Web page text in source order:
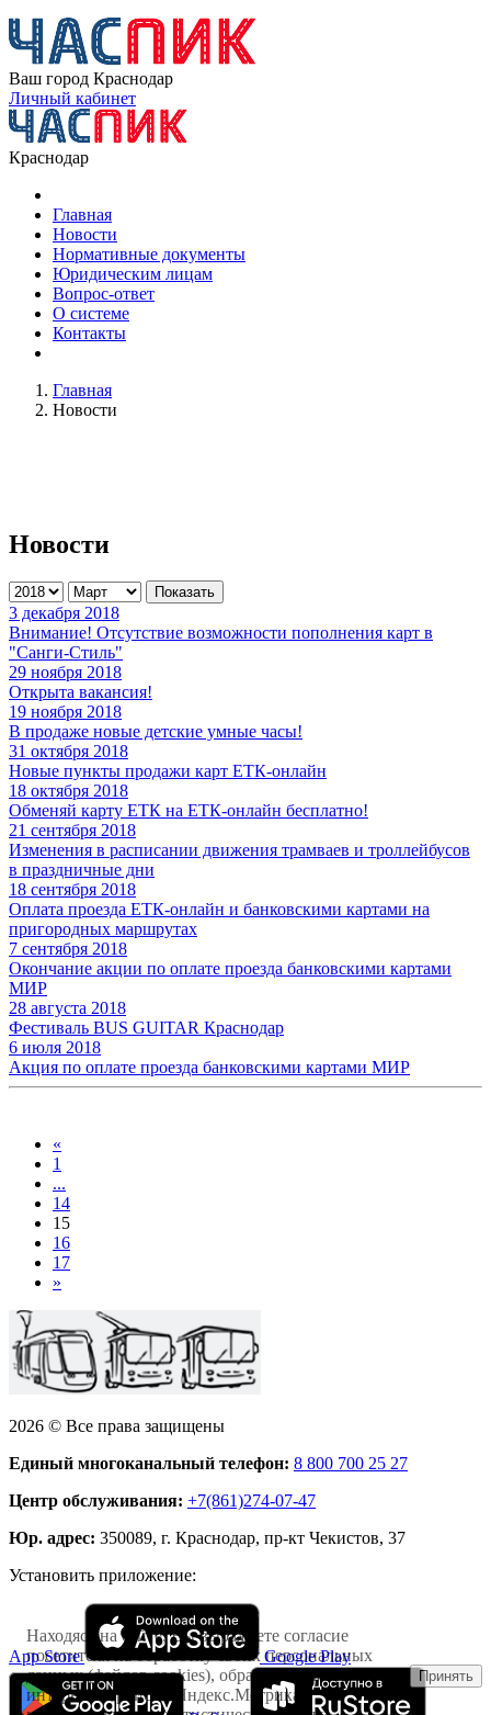
Ваш город Краснодар
Личный кабинет
Краснодар
Главная
Новости
Нормативные документы
Юридическим лицам
Вопрос-ответ
О системе
Контакты
Главная
Новости
Новости
Показать
3 декабря 2018
Внимание! Отсутствие возможности пополнения карт в
"Санги-Стиль"
29 ноября 2018
Открыта вакансия!
19 ноября 2018
В продаже новые детские умные часы!
31 октября 2018
Новые пункты продажи карт ЕТК-онлайн
18 октября 2018
Обменяй карту ЕТК на ЕТК-онлайн бесплатно!
21 сентября 2018
Изменения в расписании движения трамваев и троллейбусов
в праздничные дни
18 сентября 2018
Оплата проезда ЕТК-онлайн и банковскими картами на
пригородных маршрутах
7 сентября 2018
Окончание акции по оплате проезда банковскими картами
МИР
28 августа 2018
Фестиваль BUS GUITAR Краснодар
6 июля 2018
Акция по оплате проезда банковскими картами МИР
«
1
...
14
15
16
17
»
2026 © Все права защищены
Единый многоканальный телефон: 8 800 700 25 27
Центр обслуживания: +7(861)274-07-47
Юр. адрес: 350089, г. Краснодар, пр-кт Чекистов, 37
Установить приложение:
App Store Google Play
Находясь на сайте, Вы выражаете согласие
посетителя на обработку своих персональных
данных (файлов cookies), обрабатываемых
интернет-сервисом Яндекс.Метрика
Принять